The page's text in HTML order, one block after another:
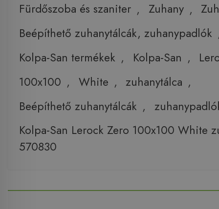
Fürdőszoba és szaniter , Zuhany ,
Beépíthető zuhanytálcák, zuhanypadlók
Kolpa-San termékek , Kolpa-San ,
100x100 , White , zuhanytálca ,
Beépíthető zuhanytálcák ,
Kolpa-San Lerock Zero 100x100 White
570830